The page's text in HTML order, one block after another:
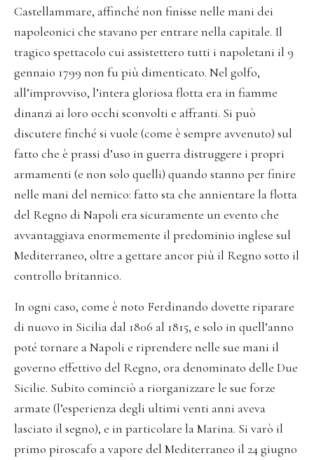
Castellammare, affinché non finisse nelle mani dei
napoleonici che stavano per entrare nella capitale. Il
tragico spettacolo cui assistettero tutti i napoletani il 9
gennaio 1799 non fu più dimenticato. Nel golfo,
all’improvviso, l’intera gloriosa flotta era in fiamme
dinanzi ai loro occhi sconvolti e affranti. Si può
discutere finché si vuole (come è sempre avvenuto) sul
fatto che è prassi d’uso in guerra distruggere i propri
armamenti (e non solo quelli) quando stanno per finire
nelle mani del nemico: fatto sta che annientare la flotta
del Regno di Napoli era sicuramente un evento che
avvantaggiava enormemente il predominio inglese sul
Mediterraneo, oltre a gettare ancor più il Regno sotto il
controllo britannico.
In ogni caso, come è noto Ferdinando dovette riparare
di nuovo in Sicilia dal 1806 al 1815, e solo in quell’anno
poté tornare a Napoli e riprendere nelle sue mani il
governo effettivo del Regno, ora denominato delle Due
Sicilie. Subito cominciò a riorganizzare le sue forze
armate (l’esperienza degli ultimi venti anni aveva
lasciato il segno), e in particolare la Marina. Si varò il
primo piroscafo a vapore del Mediterraneo il 24 giugno